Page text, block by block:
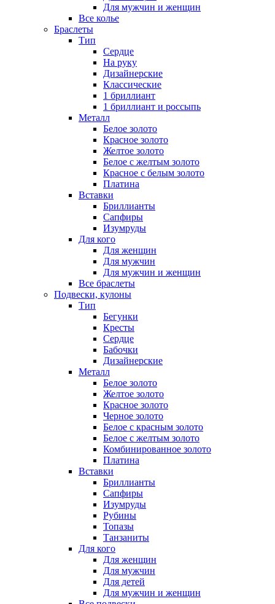
Для мужчин и женщин
Все колье
Браслеты
Тип
Сердце
На руку
Дизайнерские
Классические
1 бриллиант
1 бриллиант и россыпь
Металл
Белое золото
Красное золото
Желтое золото
Белое с желтым золото
Красное с белым золото
Платина
Вставки
Бриллианты
Сапфиры
Изумруды
Для кого
Для женщин
Для мужчин
Для мужчин и женщин
Все браслеты
Подвески, кулоны
Тип
Бегунки
Кресты
Сердце
Бабочки
Дизайнерские
Металл
Белое золото
Желтое золото
Красное золото
Черное золото
Белое с красным золото
Белое с желтым золото
Комбинированное золото
Платина
Вставки
Бриллианты
Сапфиры
Изумруды
Рубины
Топазы
Танзаниты
Для кого
Для женщин
Для мужчин
Для детей
Для мужчин и женщин